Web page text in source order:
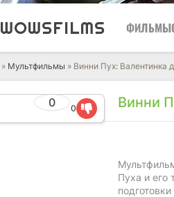
WOWSFILMS ФИЛЬМЫ
» Мультфильмы » Винни Пух: Валентинка
Винни
0 0
Пуха и